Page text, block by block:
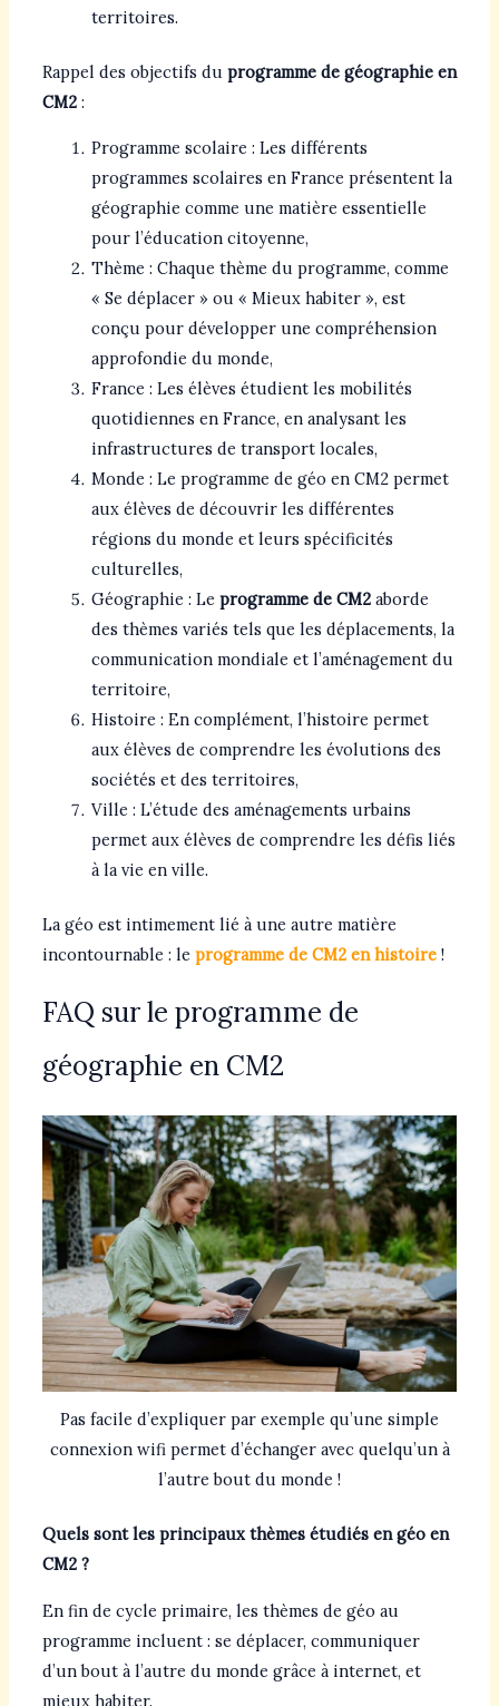
territoires.
Rappel des objectifs du programme de géographie en
CM2:
Programme scolaire : Les différents
programmes scolaires en France présentent la
géographie comme une matière essentielle
pour l’éducation citoyenne,
Thème : Chaque thème du programme, comme
« Se déplacer » ou « Mieux habiter », est
conçu pour développer une compréhension
approfondie du monde,
France : Les élèves étudient les mobilités
quotidiennes en France, en analysant les
infrastructures de transport locales,
Monde : Le programme de géo en CM2 permet
aux élèves de découvrir les différentes
régions du monde et leurs spécificités
culturelles,
Géographie : Le programme de CM2aborde
des thèmes variés tels que les déplacements, la
communication mondiale et l’aménagement du
territoire,
Histoire : En complément, l’histoire permet
aux élèves de comprendre les évolutions des
sociétés et des territoires,
Ville : L’étude des aménagements urbains
permet aux élèves de comprendre les défis liés
à la vie en ville.
La géo est intimement lié à une autre matière
incontournable : le programme de CM2 en histoire!
FAQ sur le programme de
géographie en CM2
Pas facile d’expliquer par exemple qu’une simple
connexion wifi permet d’échanger avec quelqu’un à
l’autre bout du monde !
Quels sont les principaux thèmes étudiés en géo en
CM2 ?
En fin de cycle primaire, les thèmes de géo au
programme incluent : se déplacer, communiquer
d’un bout à l’autre du monde grâce à internet, et
mieux habiter.